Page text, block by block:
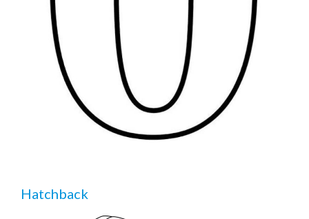
Hatchback